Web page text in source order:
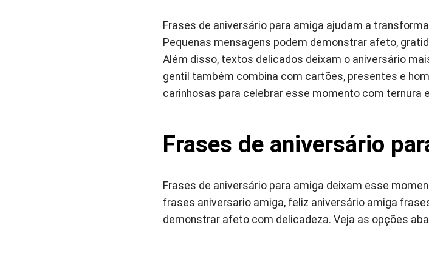
Frases de aniversário para amiga ajudam a
Pequenas mensagens podem demonstrar afeto,
Além disso, textos delicados deixam o aniversário
gentil também combina com cartões, presentes e
carinhosas para celebrar esse momento com ternura
Frases de aniversário
Frases de aniversário para amiga deixam esse
frases aniversario amiga, feliz aniversário amiga
demonstrar afeto com delicadeza. Veja as opções